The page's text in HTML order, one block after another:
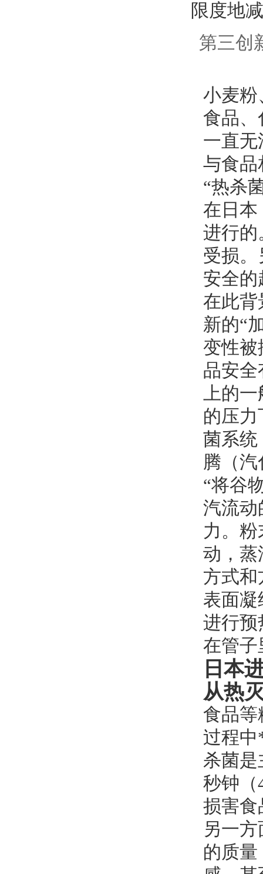
限度地
第三创
小麦粉
食品、
一直无
与食品
“热杀
在日本
进行的
受损。
安全的
在此背
新的“
变性被
品安全
上的一
的压
菌系统
腾（
“将谷
汽流动
力。
动，蒸
方式
表面
进行预
在管子
日本
从热
食品
过程
杀菌是
秒钟（
损害食
另一
的质